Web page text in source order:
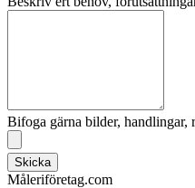
Bifoga gärna bilder, handlingar,
Skicka
Måleriföretag.com